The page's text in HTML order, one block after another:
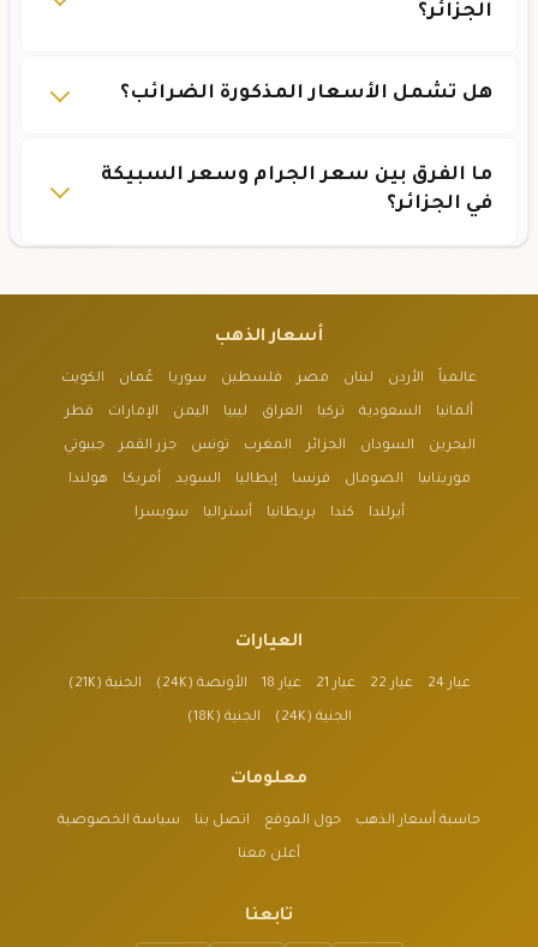
الجزائر؟
هل تشمل الأسعار المذكورة الضرائب؟
ما الفرق بين سعر الجرام وسعر السبيكة
في الجزائر؟
أسعار الذهب
عالمياً الأردن لبنان مصر فلسطين سوريا عُمان الكويت
ألمانيا السعودية تركيا العراق ليبيا اليمن الإمارات قطر
البحرين السودان الجزائر المغرب تونس جزر القمر جيبوتي
موريتانيا الصومال فرنسا إيطاليا السويد أمريكا هولندا
أيرلندا كندا بريطانيا أستراليا سويسرا
العيارات
عيار 24 عيار 22 عيار 21 عيار 18 الأونصة (24K) الجنية (21K)
الجنية (24K) الجنية (18K)
معلومات
حاسبة أسعار الذهب حول الموقع اتصل بنا سياسة الخصوصية
أعلن معنا
تابعنا